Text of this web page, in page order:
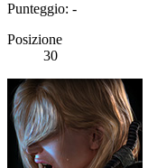
Punteggio: -
Posizione
30